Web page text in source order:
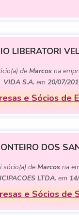
LIBERATORI
de Marcos na
VIDA S.A. em 20/07/
e Sócios de
DOS
sócio(a) de Marcos na
LTDA. em
e Sócios de